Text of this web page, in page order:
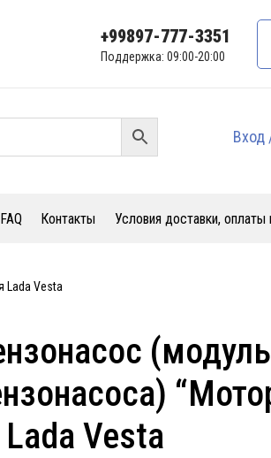
+99897-777-3351
Поддержка: 09:00-20:00
Вход
FAQ Контакты Условия доставки, оплаты
Lada Vesta
(модуль
Vesta